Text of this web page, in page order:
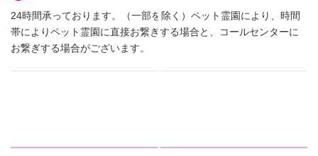
24時間承っております。（一部を除く）ペット霊園により、時間
帯によりペット霊園に直接お繋ぎする場合と、コールセンターに
お繋ぎする場合がございます。